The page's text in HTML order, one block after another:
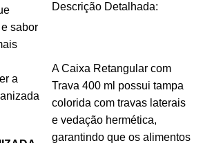
sabor
a
Descrição Detalhada:
A Caixa Retangular com
Trava 400 ml possui tampa
colorida com travas laterais
e vedação hermética,
garantindo que os alimentos